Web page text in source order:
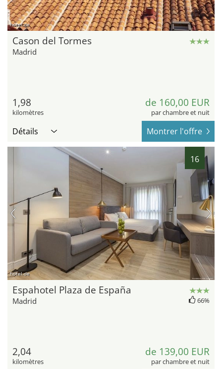
hotel.de
Cason del Tormes
Madrid
1,98
kilomètres
de 160,00 EUR
par chambre et nuit
Détails Montrer l'offre
16
hotel.de
Espahotel Plaza de España
Madrid 66%
2,04
kilomètres
de 139,00 EUR
par chambre et nuit